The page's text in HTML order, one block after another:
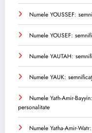
Numele YOUSSEF:
Numele YOUSEF:
Numele YAUTAH:
Numele YAUK:
Numele Yath-Amir-
personalitate
Numele Yatha-Amir-